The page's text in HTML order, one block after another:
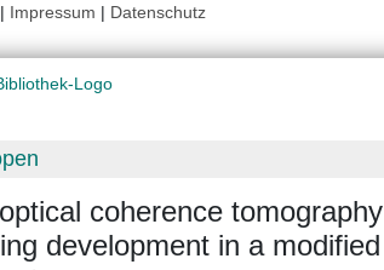
| Impressum | Datenschutz
coherence
development in a